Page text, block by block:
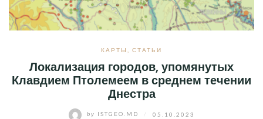
КАРТЫ СТАТЬИ
Локализация городов, упомянутых
Клавдием Птолемеем в среднем течении
Днестра
by ISTGEO.MD 05.10.2023